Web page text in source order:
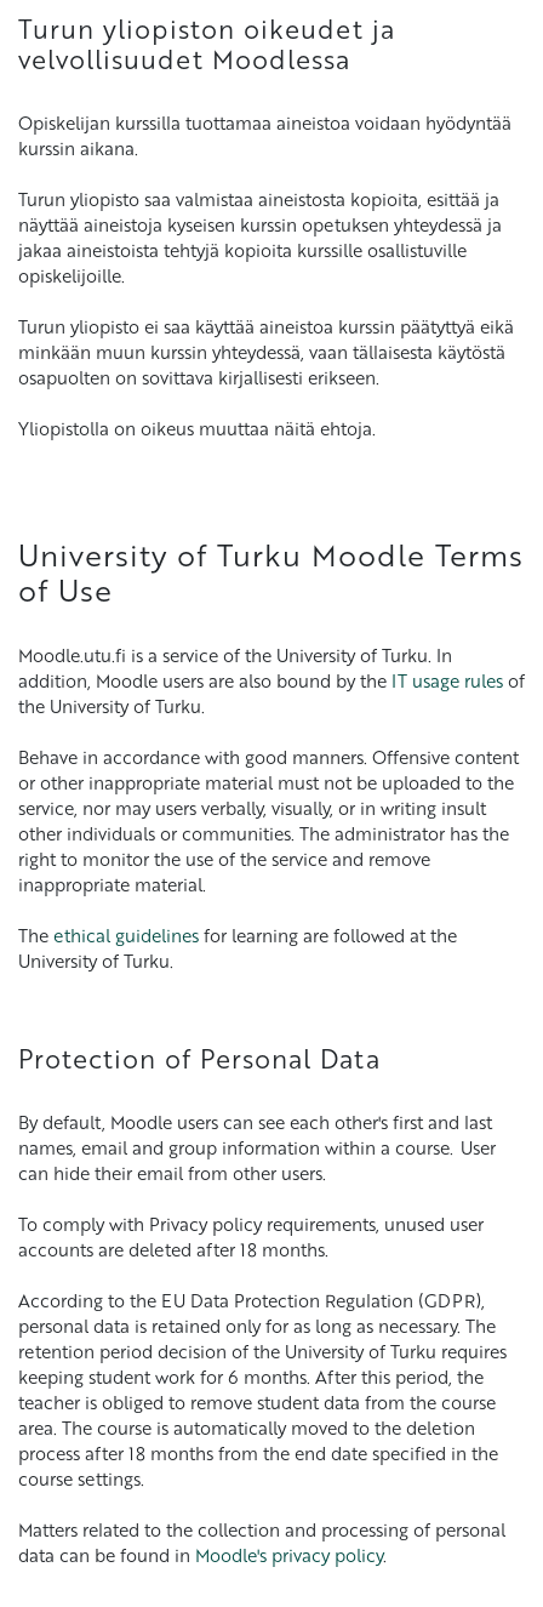
Turun yliopiston oikeudet ja
velvollisuudet Moodlessa
Opiskelijan kurssilla tuottamaa aineistoa voidaan hyödyntää
kurssin aikana.
Turun yliopisto saa valmistaa aineistosta kopioita, esittää ja
näyttää aineistoja kyseisen kurssin opetuksen yhteydessä ja
jakaa aineistoista tehtyjä kopioita kurssille osallistuville
opiskelijoille.
Turun yliopisto ei saa käyttää aineistoa kurssin päätyttyä eikä
minkään muun kurssin yhteydessä, vaan tällaisesta käytöstä
osapuolten on sovittava kirjallisesti erikseen.
Yliopistolla on oikeus muuttaa näitä ehtoja.
University of Turku Moodle Terms
of Use
Moodle.utu.fi is a service of the University of Turku. In
addition, Moodle users are also bound by the IT usage rulesof
the University of Turku.
Behave in accordance with good manners. Offensive content
or other inappropriate material must not be uploaded to the
service, nor may users verbally, visually, or in writing insult
other individuals or communities. The administrator has the
right to monitor the use of the service and remove
inappropriate material.
Theethical guidelinesfor learning are followed at the
University of Turku.
Protection of Personal Data
By default, Moodle users can see each other's first and last
names, email and group information within a course. User
can hide their email from other users.
To comply with Privacy policy requirements, unused user
accounts are deleted after 18 months.
According to the EU Data Protection Regulation (GDPR),
personal data is retained only for as long as necessary. The
retention period decision of the University of Turku requires
keeping student work for 6 months. After this period, the
teacher is obliged to remove student data from the course
area. The course is automatically moved to the deletion
process after 18 months from the end date specified in the
course settings.
Matters related to the collection and processing of personal
data can be found in Moodle's privacy policy.